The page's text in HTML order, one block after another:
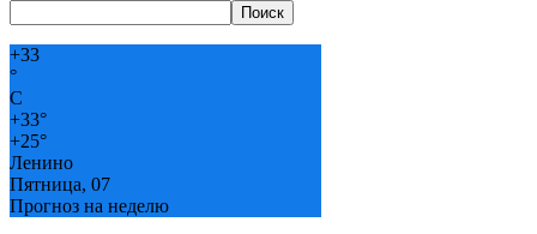
Поиск
+33
°
C
+33°
+25°
Ленино
Пятница, 07
Прогноз на неделю